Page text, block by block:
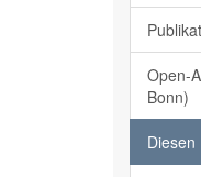
Open-
Bonn)
Diesen